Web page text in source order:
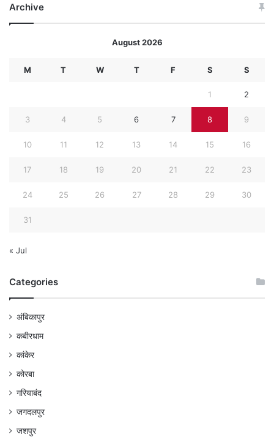
Archive
August 2026
M T W T F S S
1 2
3 4 5 6 7 8 9
10 11 12 13 14 15 16
17 18 19 20 21 22 23
24 25 26 27 28 29 30
31
« Jul
Categories
अंबिकापुर
कबीरधाम
कांकेर
कोरबा
गरियाबंद
जगदलपुर
जशपुर